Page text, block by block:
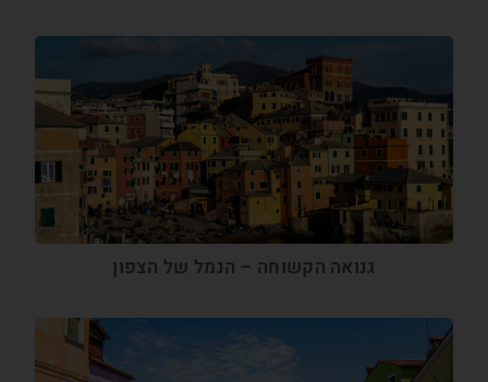
גנואה הקשוחה – הנמל של הצפון